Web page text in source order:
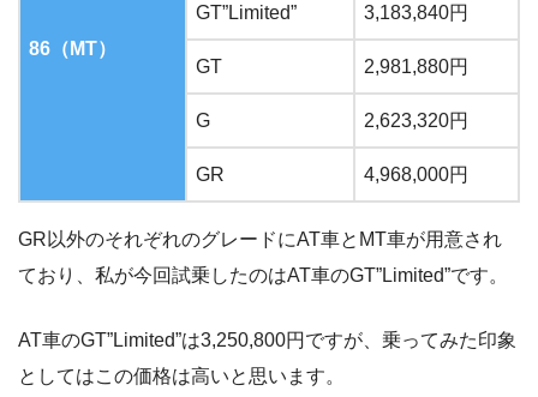
86（MT）
GT”Limited” 3,183,840円
GT 2,981,880円
G 2,623,320円
GR 4,968,000円
GR以外のそれぞれのグレードにAT車とMT車が用意され
ており、私が今回試乗したのはAT車のGT”Limited”です。
AT車のGT”Limited”は3,250,800円ですが、乗ってみた印象
としてはこの価格は高いと思います。